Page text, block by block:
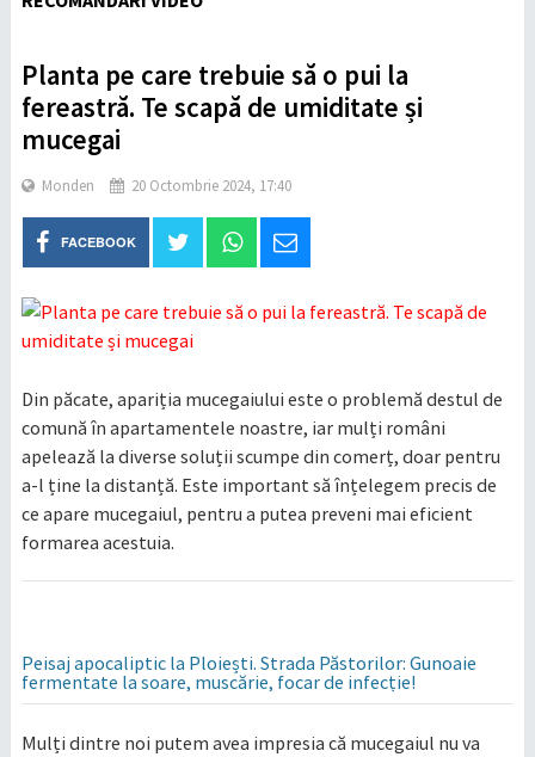
Planta pe care trebuie să o pui la
fereastră. Te scapă de umiditate și
mucegai
Monden 20 Octombrie 2024, 17:40
FACEBOOK
Din păcate, apariția mucegaiului este o problemă destul de
comună în apartamentele noastre, iar mulți români
apelează la diverse soluții scumpe din comerț, doar pentru
a-l ține la distanță. Este important să înțelegem precis de
ce apare mucegaiul, pentru a putea preveni mai eficient
formarea acestuia.
Peisaj apocaliptic la Ploiești. Strada Păstorilor: Gunoaie
fermentate la soare, muscărie, focar de infecție!
Mulți dintre noi putem avea impresia că mucegaiul nu va